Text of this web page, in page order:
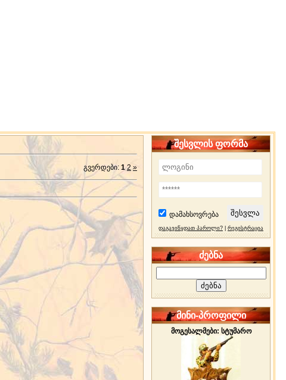
გვერდები: 1 2 »
შესვლის ფორმა
დამახსოვრება
დაგავიწყდათ პაროლი? რეგისტრაცია
ძებნა
მინი-პროფილი
მოგესალმები: სტუმარო